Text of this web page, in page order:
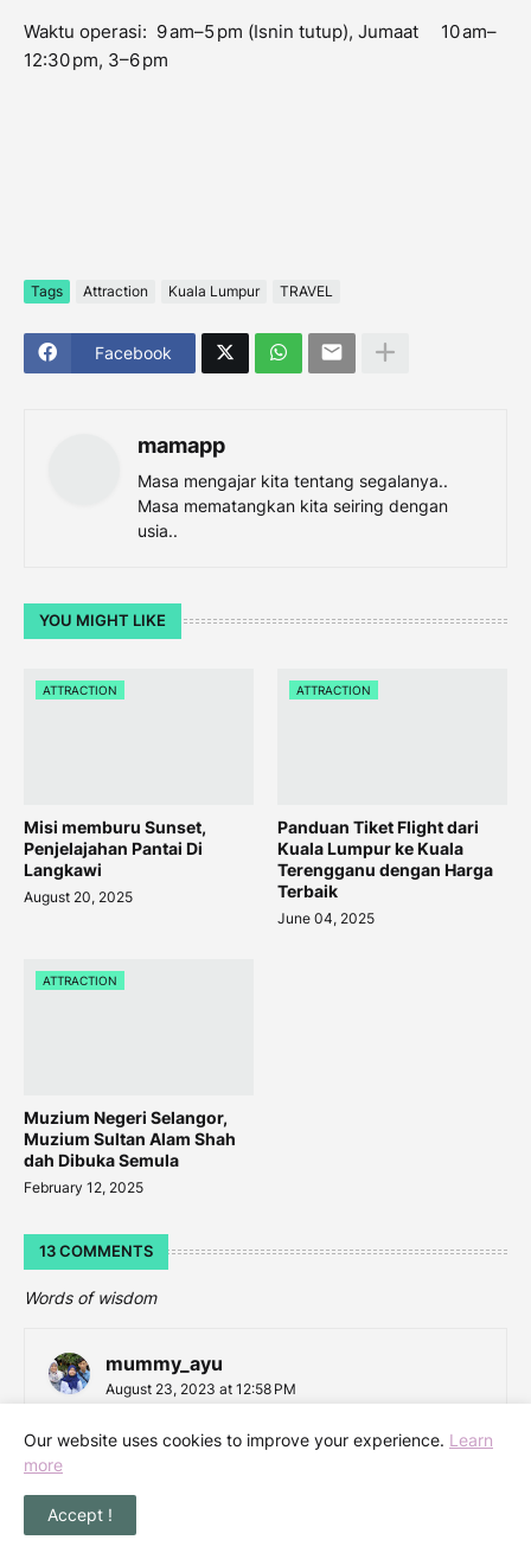
Waktu operasi: 9 am–5 pm (Isnin tutup), Jumaat
10 am–
12:30 pm, 3–6 pm
Tags Attraction Kuala Lumpur TRAVEL
Facebook
mamapp
Masa mengajar kita tentang segalanya..
Masa mematangkan kita seiring dengan
usia..
YOU MIGHT LIKE
ATTRACTION
Misi memburu Sunset,
Penjelajahan Pantai Di
Langkawi
August 20, 2025
ATTRACTION
Panduan Tiket Flight dari
Kuala Lumpur ke Kuala
Terengganu dengan Harga
Terbaik
June 04, 2025
ATTRACTION
Muzium Negeri Selangor,
Muzium Sultan Alam Shah
dah Dibuka Semula
February 12, 2025
13 COMMENTS
Words of wisdom
mummy_ayu
August 23, 2023 at 12:58 PM
Reply
Our website uses cookies to improve your experience. Learn
more
Accept !